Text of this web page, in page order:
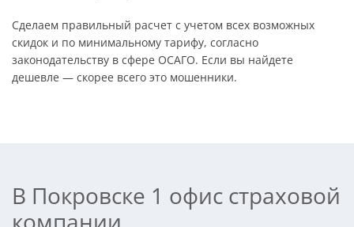
Сделаем правильный расчет с учетом всех возможных
скидок и по минимальному тарифу, согласно
законодательству в сфере ОСАГО. Если вы найдете
дешевле — скорее всего это мошенники.
В Покровске 1 офис страховой